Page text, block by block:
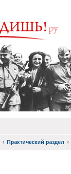
Практический раздел